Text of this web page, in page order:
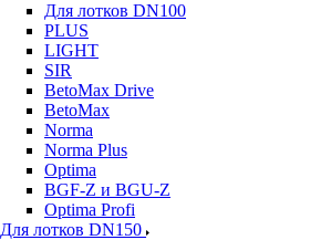
Для лотков DN100
PLUS
LIGHT
SIR
BetoMax Drive
BetoMax
Norma
Norma Plus
Optima
BGF-Z и BGU-Z
Optima Profi
Для лотков DN150